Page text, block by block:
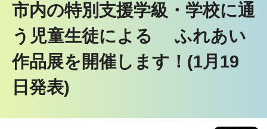
市内の特別支援学級・学校に通
う児童生徒による ふれあい
作品展を開催します！(1月19
日発表)